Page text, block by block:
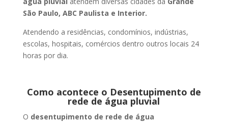
São Paulo, ABC Paulista e Interior.
Atendendo a residências, condomínios, indústrias,
escolas, hospitais, comércios dentro outros locais 24
horas por dia.
Como acontece o Desentupimento de
rede de água pluvial
O desentupimento de rede de água